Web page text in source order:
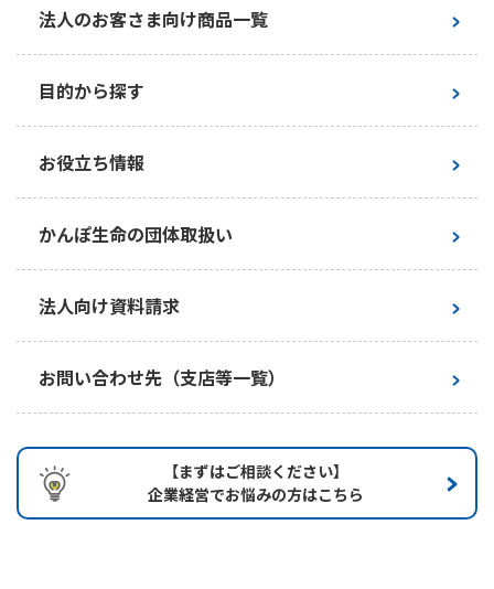
法人のお客さま向け商品一覧
目的から探す
お役立ち情報
かんぽ生命の団体取扱い
法人向け資料請求
お問い合わせ先（支店等一覧）
【まずはご相談ください】
企業経営でお悩みの方はこちら